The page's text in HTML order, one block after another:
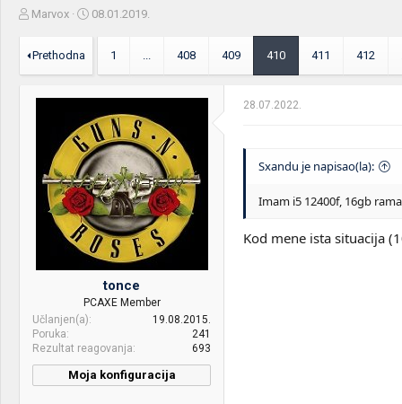
Z
e
t
Marvox
D
m
k
r
e
t
a
n
j
a
08.01.2019.
Prethodna 1 408 409 410 411 412
tonce
PCAXE Member
Učlanjen(a)
19.08.2015.
Poruka
241
Rezultat reagovanja
693
Moja konfiguracija
28.07.2022.
Sxandu je napisao(la):
Imam i5 12400f, 16gb
Kod mene ista situacija